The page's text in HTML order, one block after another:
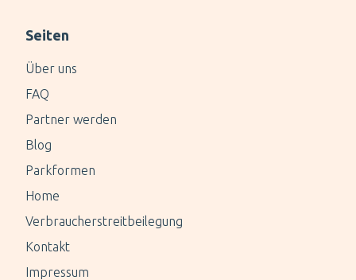
Seiten
Über uns
FAQ
Partner werden
Blog
Parkformen
Home
Verbraucherstreitbeilegung
Kontakt
Impressum